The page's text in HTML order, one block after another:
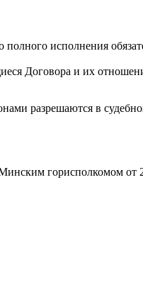
исполнения
Договора и их
разрешаются в
горисполкомом от